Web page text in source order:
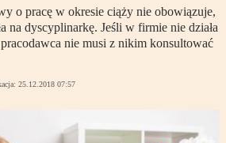
o pracę w okresie ciąży nie obowiązuje,
na dyscyplinarkę. Jeśli w firmie nie działa
nie musi z nikim konsultować
25.12.2018 07:57